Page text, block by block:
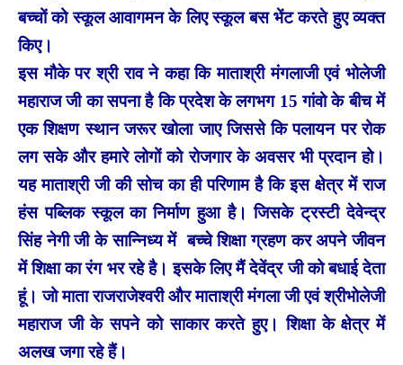
बच्चों को स्कूल आवागमन के लिए स्कूल बस भेंट करते हुए व्यक्त
किए।
इस मौके पर श्री राव ने कहा कि माताश्री मंगलाजी एवं भोलेजी
महाराज जी का सपना है कि प्रदेश के लगभग 15 गांवो के बीच में
एक शिक्षण स्थान जरूर खोला जाए जिससे कि पलायन पर रोक
लग सके और हमारे लोगों को रोजगार के अवसर भी प्रदान हो।
यह माताश्री जी की सोच का ही परिणाम है कि इस क्षेत्र में राज
हंस पब्लिक स्कूल का निर्माण हुआ है। जिसके ट्रस्टी देवेन्द्र
सिंह नेगी जी के सान्निध्य में बच्चे शिक्षा ग्रहण कर अपने जीवन
में शिक्षा का रंग भर रहे है। इसके लिए मैं देवेंद्र जी को बधाई देता
हूं। जो माता राजराजेश्वरी और माताश्री मंगला जी एवं श्रीभोलेजी
महाराज जी के सपने को साकार करते हुए। शिक्षा के क्षेत्र में
अलख जगा रहे हैं।